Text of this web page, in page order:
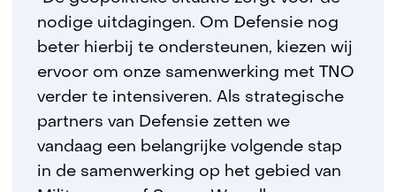
nodige uitdagingen. Om Defensie nog
beter hierbij te ondersteunen, kiezen wij
ervoor om onze samenwerking met TNO
verder te intensiveren. Als strategische
partners van Defensie zetten we
vandaag een belangrijke volgende stap
in de samenwerking op het gebied van